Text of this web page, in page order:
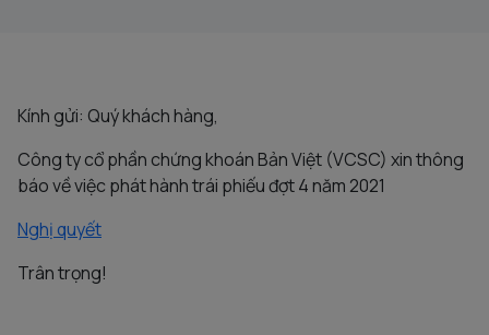
Kính gửi: Quý khách hàng,
Công ty cổ phần chứng khoán Bản Việt (VCSC) xin thông
báo về việc phát hành trái phiếu đợt 4 năm 2021
Nghị quyết
Trân trọng!